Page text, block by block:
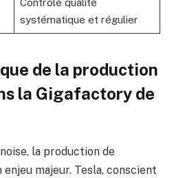
Contrôle qualité
systématique et régulier
de la production
la Gigafactory de
la production de
majeur. Tesla, conscient